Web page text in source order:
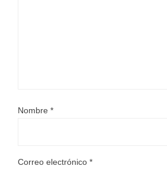
Nombre *
Correo electrónico *